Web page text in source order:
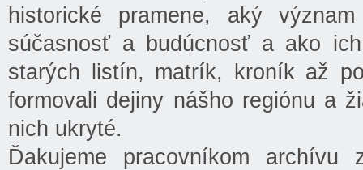
historické pramene, aký
súčasnosť a budúcnosť a ako
starých listín, matrík, kroník až
formovali dejiny nášho regiónu a
nich ukryté.
Ďakujeme pracovníkom